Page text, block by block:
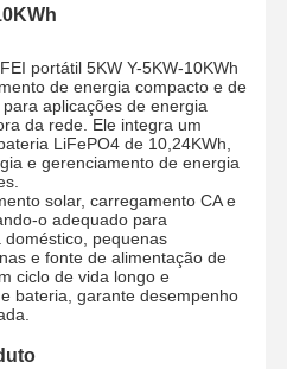
portátil 5KW Y-5KW-10KWh
de energia compacto e de
aplicações de energia
da rede. Ele integra um
LiFePO4 de 10,24KWh,
e gerenciamento de energia
solar, carregamento CA e
o adequado para
pequenas
e fonte de alimentação de
ciclo de vida longo e
bateria, garante desempenho